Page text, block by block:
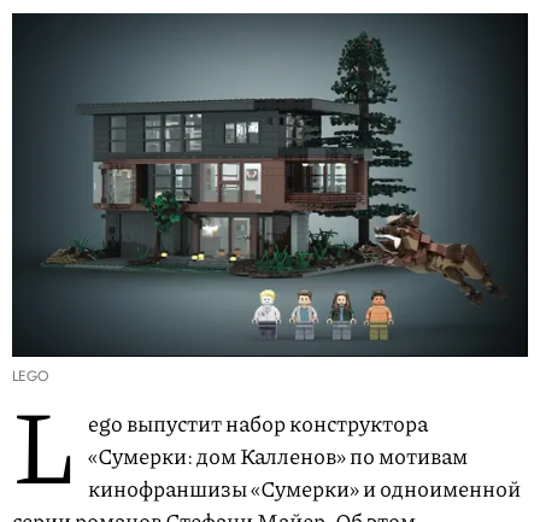
LEGO
L ego выпустит набор конструктора
«Сумерки: дом Калленов» по мотивам
кинофраншизы «Сумерки» и одноименной